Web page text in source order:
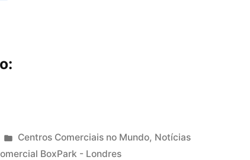
Publicado
em
Centros Comerciais no Mundo, Notícias
BoxPark - Londres